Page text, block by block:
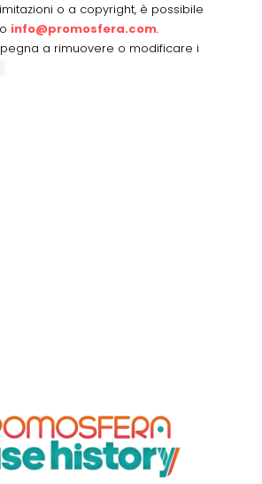
o a copyright, è possibile
info@promosfera.com.
a rimuovere o modificare i